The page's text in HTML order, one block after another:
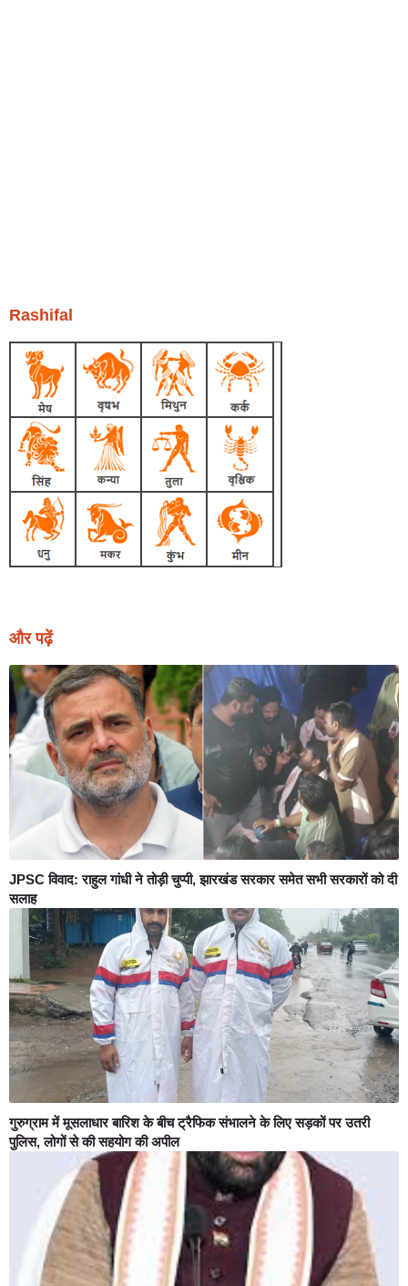
Rashifal
और पढ़ें
JPSC विवाद: राहुल गांधी ने तोड़ी चुप्पी, झारखंड सरकार समेत सभी सरकारों को दी
सलाह
गुरुग्राम में मूसलाधार बारिश के बीच ट्रैफिक संभालने के लिए सड़कों पर उतरी
पुलिस, लोगों से की सहयोग की अपील